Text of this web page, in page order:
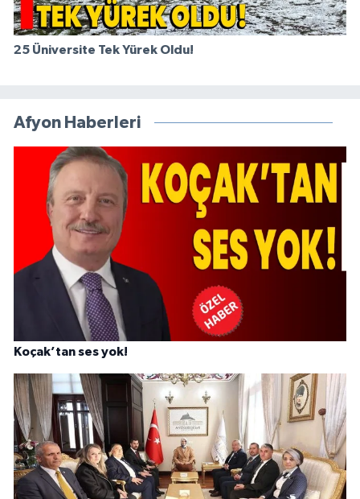
25 Üniversite Tek Yürek Oldu!
Afyon Haberleri
Koçak’tan ses yok!